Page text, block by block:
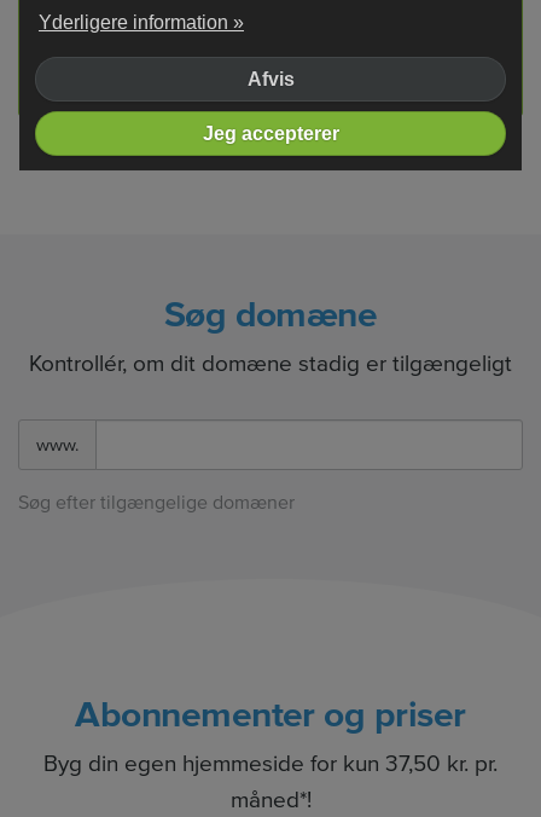
4,4baseret på18.816anmeldelser
Med støtte fra
Søg domæne
Kontrollér, om dit domæne stadig er tilgængeligt
www.
Søg efter tilgængelige domæner
Abonnementer og priser
Byg din egen hjemmeside for kun 37,50 kr. pr.
måned*!
Yderligere information »
Afvis
Jeg accepterer